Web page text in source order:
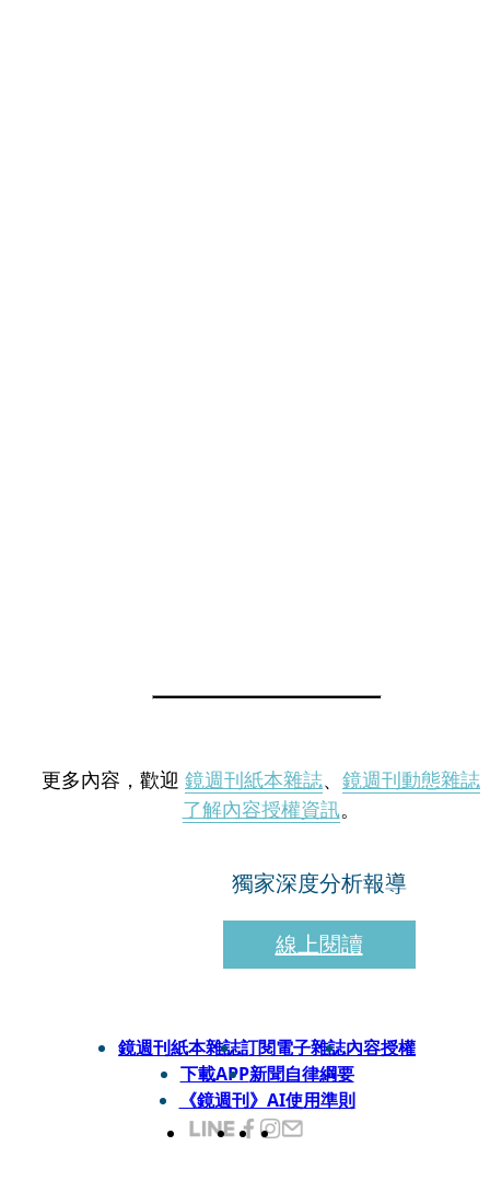
更多內容，歡迎 鏡週刊紙本雜誌、 鏡週刊動態雜誌
了解內容授權資訊。
獨家深度分析報導
線上閱讀
鏡週刊紙本雜誌訂閱電子雜誌內容授權
下載APP新聞自律綱要
《鏡週刊》AI使用準則